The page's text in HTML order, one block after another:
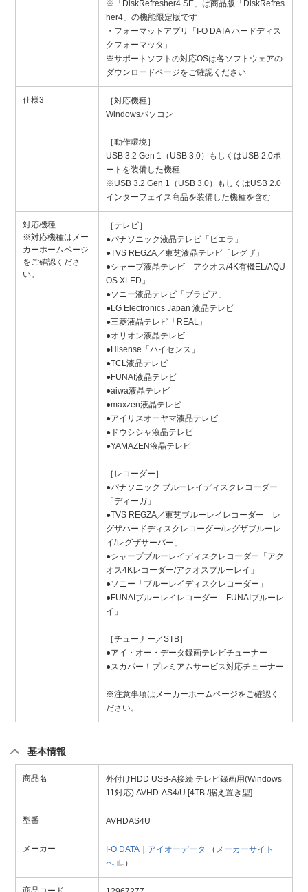
※「DiskRefresher4 SE」は商品版「DiskRefres
her4」の機能限定版です
・フォーマットアプリ「I-O DATA ハードディス
クフォーマッタ」
※サポートソフトの対応OSは各ソフトウェアの
ダウンロードページをご確認ください
仕様3
［対応機種］
Windowsパソコン
［動作環境］
USB 3.2 Gen 1（USB 3.0）もしくはUSB 2.0ポ
ートを装備した機種
※USB 3.2 Gen 1（USB 3.0）もしくはUSB 2.0
インターフェイス商品を装備した機種を含む
対応機種
※対応機種はメー
カーホームページ
をご確認くださ
い。
［テレビ］
●パナソニック液晶テレビ「ビエラ」
●TVS REGZA／東芝液晶テレビ「レグザ」
●シャープ液晶テレビ「アクオス/4K有機EL/AQU
OS XLED」
●ソニー液晶テレビ「ブラビア」
●LG Electronics Japan 液晶テレビ
●三菱液晶テレビ「REAL」
●オリオン液晶テレビ
●Hisense「ハイセンス」
●TCL液晶テレビ
●FUNAI液晶テレビ
●aiwa液晶テレビ
●maxzen液晶テレビ
●アイリスオーヤマ液晶テレビ
●ドウシシャ液晶テレビ
●YAMAZEN液晶テレビ
［レコーダー］
●パナソニック ブルーレイディスクレコーダー
「ディーガ」
●TVS REGZA／東芝ブルーレイレコーダー「レ
グザハードディスクレコーダー/レグザブルーレ
イ/レグザサーバー」
●シャープブルーレイディスクレコーダー「アク
オス4Kレコーダー/アクオスブルーレイ」
●ソニー「ブルーレイディスクレコーダー」
●FUNAIブルーレイレコーダー「FUNAIブルーレ
イ」
［チューナー／STB］
●アイ・オー・データ録画テレビチューナー
●スカパー！プレミアムサービス対応チューナー
※注意事項はメーカーホームページをご確認く
ださい。
基本情報
商品名
外付けHDD USB-A接続 テレビ録画用(Windows
11対応) AVHD-AS4/U [4TB /据え置き型]
型番 AVHDAS4U
メーカー I-O DATA｜アイオーデータ （ メーカーサイト
へ
）